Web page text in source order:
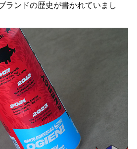
ランドの歴史が書かれていまし